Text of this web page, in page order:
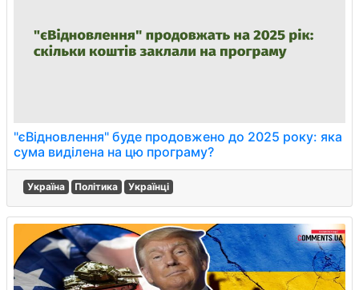
"єВідновлення" буде продовжено до 2025 року: яка
сума виділена на цю програму?
Україна Політика Українці